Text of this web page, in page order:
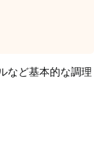
など基本的な調理